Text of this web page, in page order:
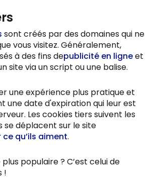
sont créés par des domaines qui ne
vous visitez. Généralement,
à des fins depublicité en ligneet
site via un script ou une balise.
une expérience plus pratique et
une date d'expiration qui leur est
Les cookies tiers suivent les
se déplacent sur le site
qu’ils aiment.
populaire ? C’est celui de
!